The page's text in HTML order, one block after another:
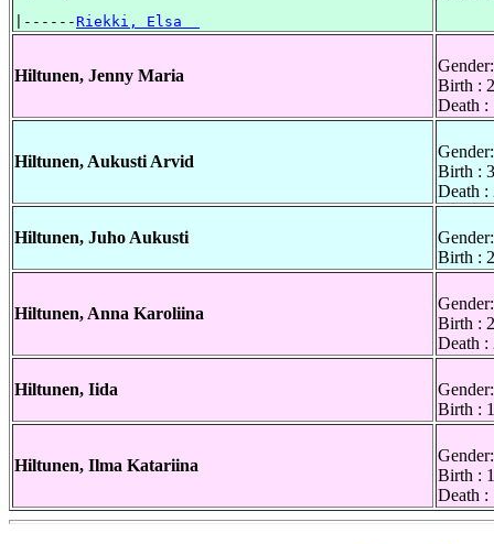
|------Riekki, Elsa
Hiltunen, Jenny Maria
Birth :
Death :
Hiltunen, Aukusti Arvid
Birth :
Death :
Hiltunen, Juho Aukusti
Birth :
Hiltunen, Anna Karoliina
Birth :
Death :
Hiltunen, Iida
Birth :
Hiltunen, Ilma Katariina
Birth :
Death :